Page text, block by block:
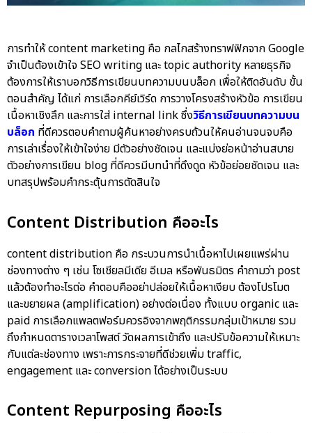
การทำให้ content marketing คือ กลไกสร้างทราฟฟิกจาก Google
จำเป็นต้องเข้าใจ SEO writing และ topic authority หลายธุรกิจ
ต้องการให้เราบอกวิธีการเขียนบทความบนบล็อก เพื่อให้ติดอันดับ ขั้น
ตอนสำคัญ ได้แก่ การเลือกคีย์เวิร์ด การวางโครงสร้างหัวข้อ การเขียน
เนื้อหาเชิงลึก และการใส่ internal link ซึ่งวิธีการเขียนบทความบน
บล็อก ที่ดีควรตอบคำถามผู้ค้นหาอย่างครบถ้วนให้คนอ่านจนจบคือ
การเล่าเรื่องให้เข้าใจง่าย มีตัวอย่างชัดเจน และแบ่งย่อหน้าอ่านสบาย
ตัวอย่างการเขียน blog ที่ดีควรมีบทนำที่ดึงดูด หัวข้อย่อยชัดเจน และ
บทสรุปพร้อมคำกระตุ้นการตัดสินใจ
Content Distribution คืออะไร
content distribution คือ กระบวนการนำเนื้อหาไปเผยแพร่ผ่าน
ช่องทางต่าง ๆ เช่น โซเชียลมีเดีย อีเมล หรือพันธมิตร คำถามว่า post
แล้วต้องทำอะไรต่อ คำตอบคืออย่าปล่อยให้เนื้อหาเงียบ ต้องโปรโมต
และขยายผล (amplification) อย่างต่อเนื่อง ทั้งแบบ organic และ
paid การเลือกแพลตฟอร์มควรอิงจากพฤติกรรมกลุ่มเป้าหมาย รวม
ถึงกำหนดตารางเวลาโพสต์ วัดผลการเข้าถึง และปรับข้อความให้เหมาะ
กับแต่ละช่องทาง เพราะการกระจายที่ดีช่วยเพิ่ม traffic,
engagement และ conversion ได้อย่างเป็นระบบ
Content Repurposing คืออะไร